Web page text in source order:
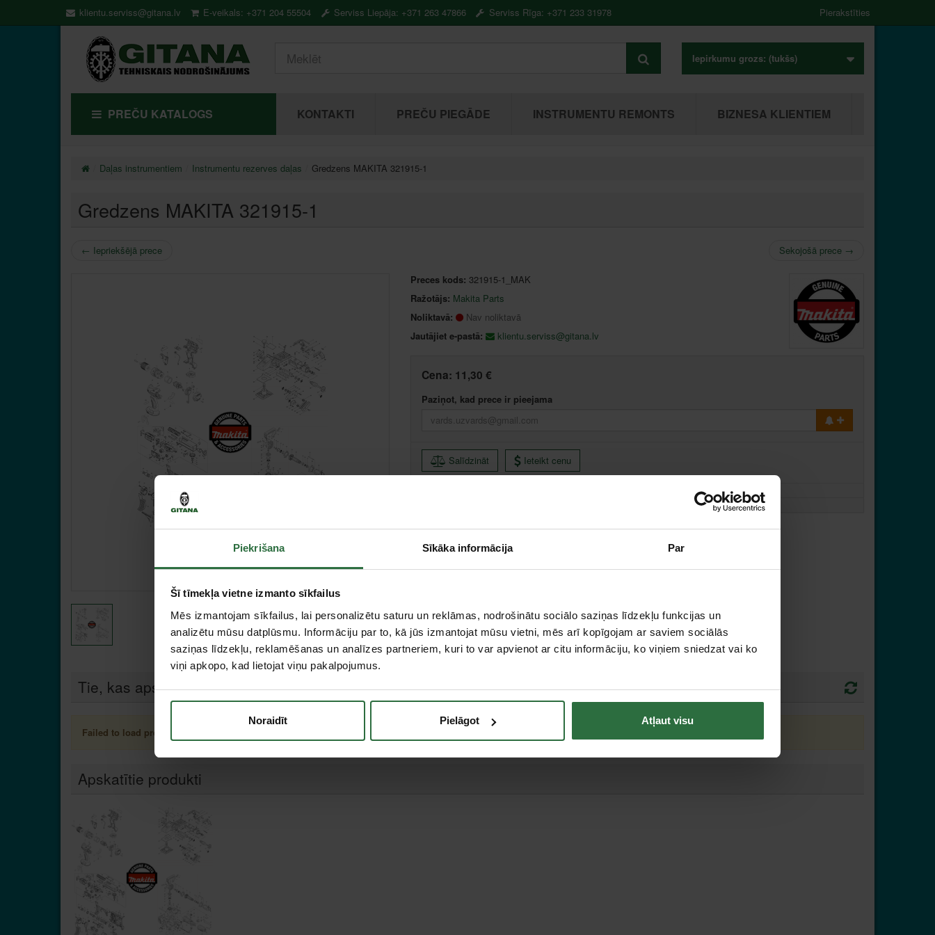
Piekrišana Sīkāka informācija Par
Šī tīmekļa vietne izmanto sīkfailus
Mēs izmantojam sīkfailus, lai personalizētu saturu un reklāmas, nodrošinātu sociālo saziņas līdzekļu funkcijas un
analizētu mūsu datplūsmu. Informāciju par to, kā jūs izmantojat mūsu vietni, mēs arī kopīgojam ar saviem sociālās
saziņas līdzekļu, reklamēšanas un analīzes partneriem, kuri to var apvienot ar citu informāciju, ko viņiem sniedzat vai ko
viņi apkopo, kad lietojat viņu pakalpojumus.
Noraidīt Pielāgot Atļaut visu
klientu.serviss@gitana.lv E-veikals: +371 204 55504 Serviss Liepāja: +371 263 47866 Serviss Rīga: +371 233 31978 Pierakstīties
Iepirkumu grozs: (tukšs)
PREČU KATALOGS KONTAKTI PREČU PIEGĀDE INSTRUMENTU REMONTS BIZNESA KLIENTIEM
Daļas instrumentiem Instrumentu rezerves daļas Gredzens MAKITA 321915-1
Gredzens MAKITA 321915-1
← Iepriekšējā prece Sekojošā prece →
Preces kods: 321915-1_MAK
Ražotājs: Makita Parts
Noliktavā:
Nav noliktavā
Jautājiet e-pastā:
klientu.serviss@gitana.lv
Cena: 11,30 €
Paziņot, kad prece ir pieejama
Salīdzināt Ieteikt cenu
Tie, kas apskatīja šo preci, tāpat interesējās par...
Failed to load product list.
Apskatītie produkti